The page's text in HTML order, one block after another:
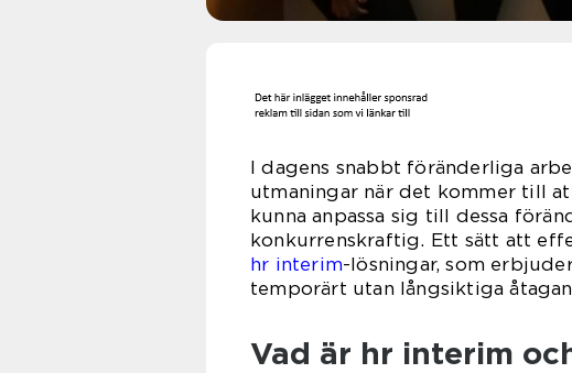
I dagens snabbt föränderliga
utmaningar när det kommer till
kunna anpassa sig till dessa
konkurrenskraftig. Ett sätt att
hr interim-lösningar, som
temporärt utan långsiktiga
Vad är hr interim